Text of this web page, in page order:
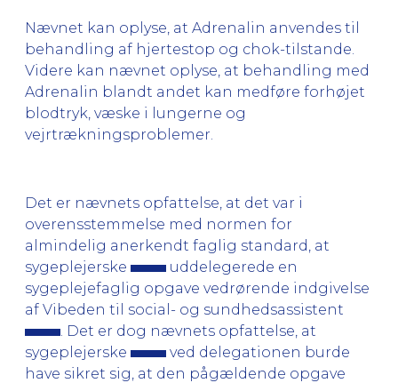
Nævnet kan oplyse, at Adrenalin anvendes til
behandling af hjertestop og chok-tilstande.
Videre kan nævnet oplyse, at behandling med
Adrenalin blandt andet kan medføre forhøjet
blodtryk, væske i lungerne og
vejrtrækningsproblemer.
Det er nævnets opfattelse, at det var i
overensstemmelse med normen for
almindelig anerkendt faglig standard, at
sygeplejerske
uddelegerede en
sygeplejefaglig opgave vedrørende indgivelse
af Vibeden til social- og sundhedsassistent
. Det er dog nævnets opfattelse, at
sygeplejerske
ved delegationen burde
have sikret sig, at den pågældende opgave